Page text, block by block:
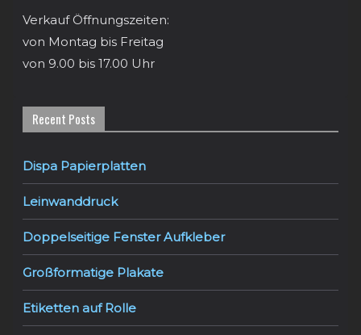
Verkauf Öffnungszeiten:
von Montag bis Freitag
von 9.00 bis 17.00 Uhr
Recent Posts
Dispa Papierplatten
Leinwanddruck
Doppelseitige Fenster Aufkleber
Großformatige Plakate
Etiketten auf Rolle